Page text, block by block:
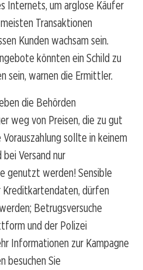
Internets, um arglose Käufer
Transaktionen
Kunden wachsam sein.
könnten ein Schild zu
sein, warnen die Ermittler.
die Behörden
weg von Preisen, die zu gut
Vorauszahlung sollte in keinem
Versand nur
genutzt werden! Sensible
dürfen
Betrugsversuche
und der Polizei
Informationen zur Kampagne
besuchen Sie